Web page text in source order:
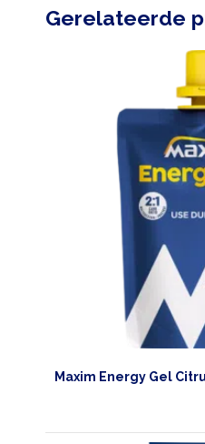
Gerelateerde
Maxim Energy Gel